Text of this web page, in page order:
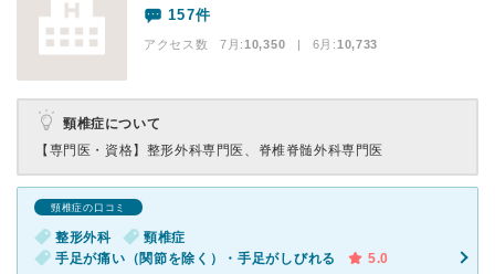
157件
アクセス数 7月:10,350 | 6月:10,733
頸椎症について
【専門医・資格】 整形外科専門医、脊椎脊髄外科専門医
頸椎症の口コミ
整形外科
頸椎症
手足が痛い（関節を除く）・手足がしびれる
5.0